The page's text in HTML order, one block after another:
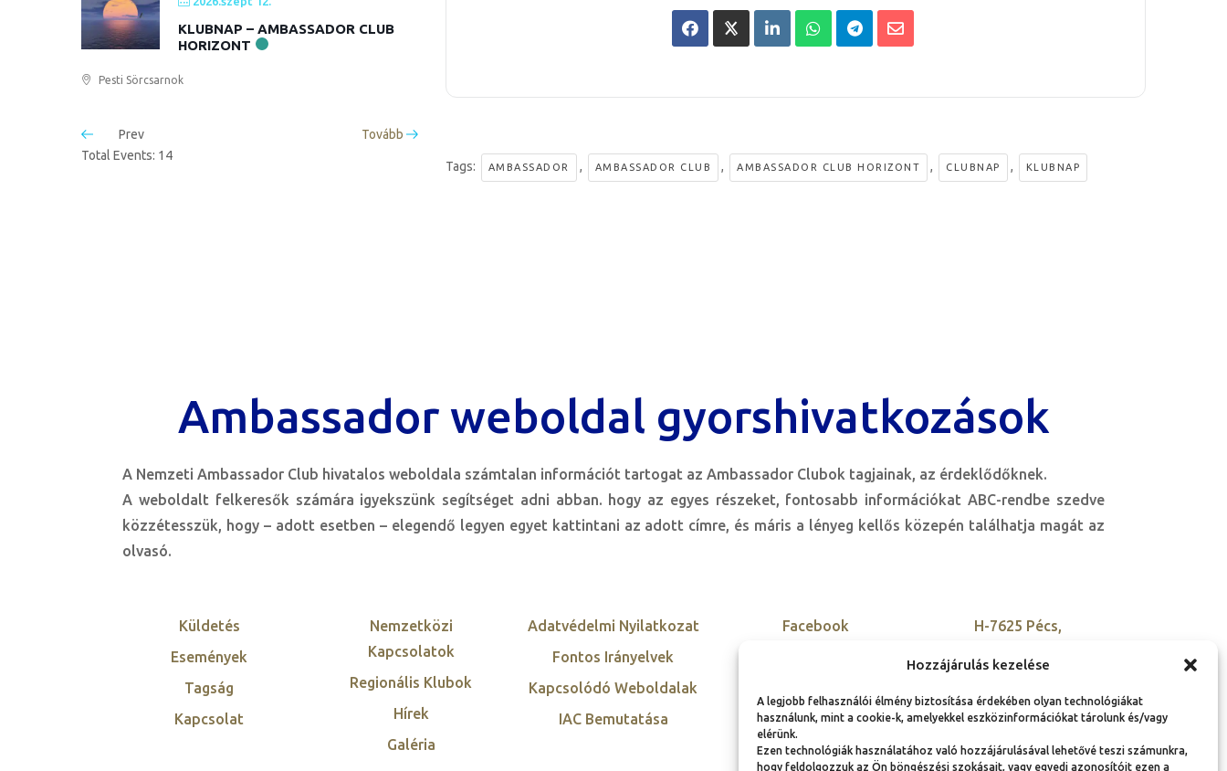
Hozzájárulás kezelése
A legjobb felhasználói élmény biztosítása érdekében olyan technológiákat
használunk, mint a cookie-k, amelyekkel eszközinformációkat tárolunk és/vagy
elérünk.
Ezen technológiák használatához való hozzájárulásával lehetővé teszi számunkra,
hogy feldolgozzuk az Ön böngészési szokásait, vagy egyedi azonosítóit ezen a
KLUBNAP – AMBASSADOR CLUB
HORIZONT
Pesti Sörcsarnok
Prev
Tovább
Total Events: 14
Tags: AMBASSADOR , AMBASSADOR CLUB , AMBASSADOR CLUB HORIZONT , CLUBNAP , KLUBNAP
Ambassador weboldal gyorshivatkozások
A Nemzeti Ambassador Club hivatalos weboldala számtalan információt tartogat az Ambassador Clubok tagjainak, az érdeklődőknek.
A weboldalt felkeresők számára igyekszünk segítséget adni abban. hogy az egyes részeket, fontosabb információkat ABC-rendbe szedve
közzétesszük, hogy – adott esetben – elegendő legyen egyet kattintani az adott címre, és máris a lényeg kellős közepén találhatja magát az
olvasó.
Küldetés
Események
Tagság
Kapcsolat
Nemzetközi
Kapcsolatok
Regionális Klubok
Hírek
Galéria
Adatvédelmi Nyilatkozat
Fontos Irányelvek
Kapcsolódó Weboldalak
IAC Bemutatása
Facebook
LinkedIn
H-7625 Pécs,
szovetseg@ambassador